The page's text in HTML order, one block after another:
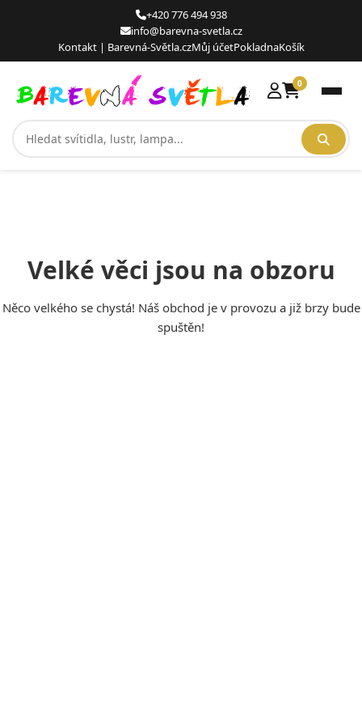
+420 776 494 938
info@barevna-svetla.cz
Kontakt | Barevná-Světla.czMůj účetPokladnaKošík
0
Velké věci jsou na obzoru
Něco velkého se chystá! Náš obchod je v provozu a již brzy bude
spuštěn!